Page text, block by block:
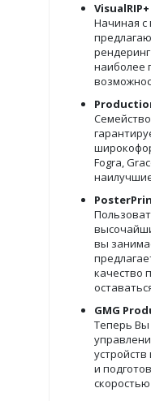
VisualRIP+
Начиная с
наиболее
Fogra,
вы
качество
GMG
Теперь Вы
и